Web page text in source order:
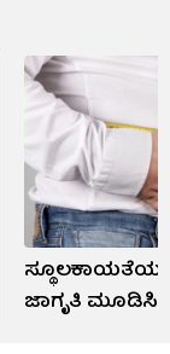
ಜಾಗೃತಿ